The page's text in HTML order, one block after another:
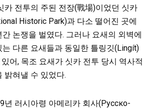
카 전투의 주된 전장(戰場)이었던 싯카
Historic Park)과 다소 떨어진 곳에
논쟁을 벌였다. 그러나 요새의 외벽에
다른 요새들과 동일한 틀링깃(Lingít)
어, 목조 요새가 싯카 전투 당시 역사적
밝혀낼 수 있었다.
년 러시아령 아메리카 회사(Русско-